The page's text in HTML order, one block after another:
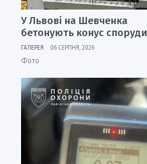
У Львові на Шевченка
бетонують конус споруди
ГАЛЕРЕЯ 06 СЕРПНЯ, 2026
Фото